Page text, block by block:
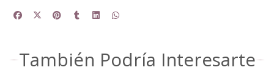
También Podría Interesarte